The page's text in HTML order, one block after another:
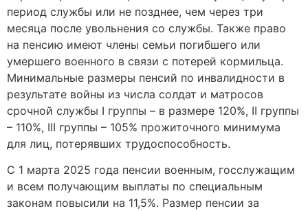
период службы или не позднее, чем через три
месяца после увольнения со службы. Также право
на пенсию имеют члены семьи погибшего или
умершего военного в связи с потерей кормильца.
Минимальные размеры пенсий по инвалидности в
результате войны из числа солдат и матросов
срочной службы I группы – в размере 120%, II группы
– 110%, III группы – 105% прожиточного минимума
для лиц, потерявших трудоспособность.
С 1 марта 2025 года пенсии военным, госслужащим
и всем получающим выплаты по специальным
законам повысили на 11,5%. Размер пенсии за